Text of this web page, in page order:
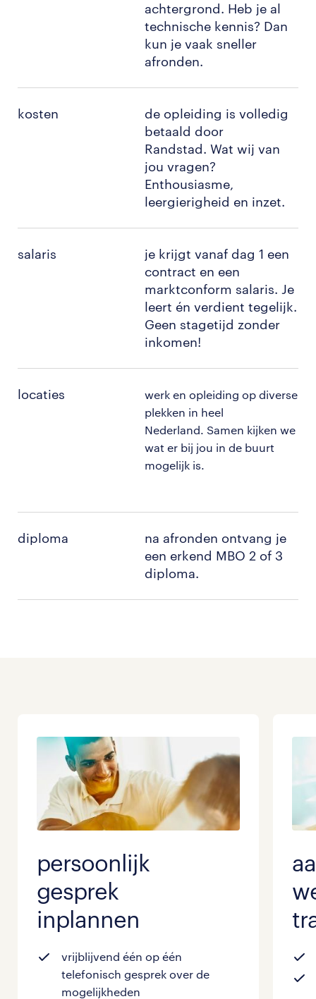
achtergrond. Heb je al
technische kennis? Dan
kun je vaak sneller
afronden.
kosten
de opleiding is volledig
betaald door
Randstad. Wat wij van
jou vragen?
Enthousiasme,
leergierigheid en inzet.
salaris
je krijgt vanaf dag 1 een
contract en een
marktconform salaris. Je
leert én verdient tegelijk.
Geen stagetijd zonder
inkomen!
locaties
werk en opleiding op diverse
plekken in heel
Nederland. Samen kijken we
wat er bij jou in de buurt
mogelijk is.
diploma
na afronden ontvang je
een erkend MBO 2 of 3
diploma.
persoonlijk
gesprek
inplannen
vrijblijvend één op één
telefonisch gesprek over de
mogelijkheden